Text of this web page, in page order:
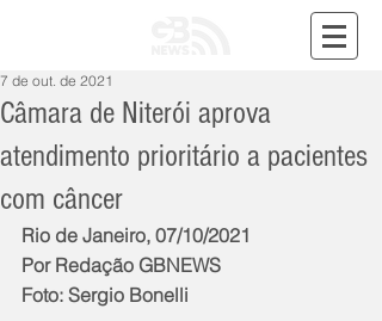
Câmara de Niterói aprova
atendimento prioritário a pacientes
com câncer
7 de out. de 2021
Rio de Janeiro, 07/10/2021
Por Redação GBNEWS
Foto: Sergio Bonelli